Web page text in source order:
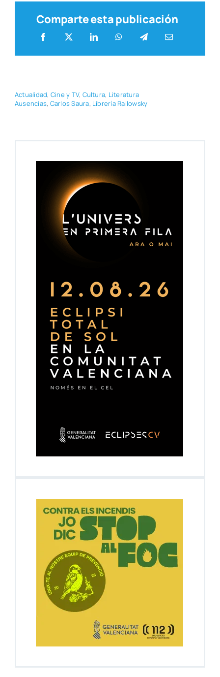
Comparte esta publicación
Actua­li­dad, Cine y TV, Cul­tu­ra, Lite­ra­tu­ra
Ausen­cias, Car­los Sau­ra, Libre­ría Rai­lowsky